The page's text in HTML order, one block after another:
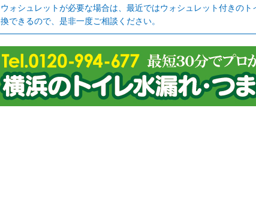
ウォシュレットが必要な場合は、最近ではウォシュレット付きの
換できるので、是非一度ご相談ください。